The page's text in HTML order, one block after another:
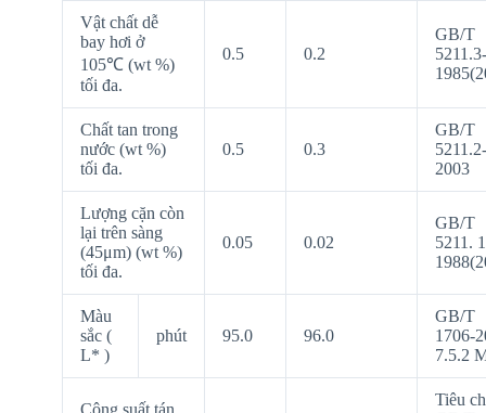
Vật chất dễ
bay hơi ở
105℃ (wt %)
tối đa.
0.5 0.2
GB/T
5211.3-
Chất tan trong
nước (wt %)
tối đa.
0.5 0.3
GB/T
5211.2-
2003
Lượng cặn còn
lại trên sàng
(45μm) (wt %)
tối đa.
0.05 0.02
GB/T
5211.
Màu
sắc (
L* )
phút 95.0 96.0
GB/T
1706-
7.5.2
Công suất tán
Tiêu